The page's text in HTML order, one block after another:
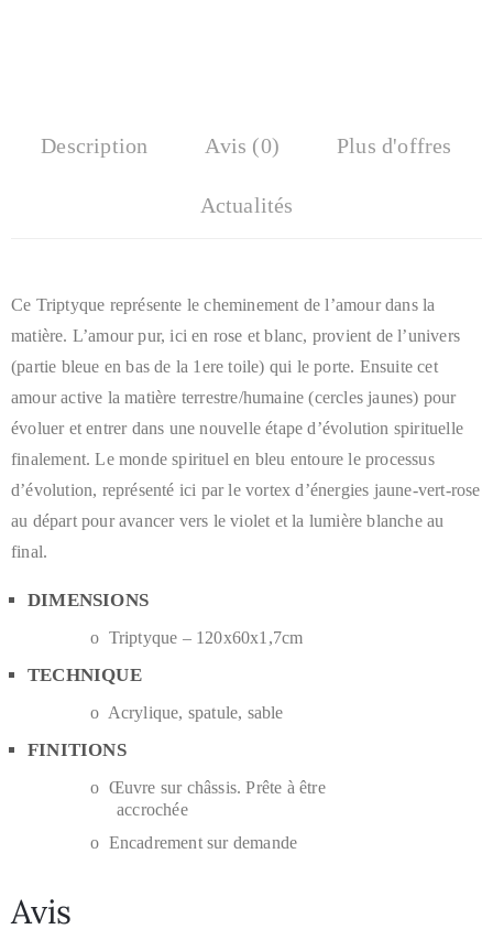
Description Avis (0) Plus d'offres
Actualités
Ce Triptyque représente le cheminement de l’amour dans la
matière. L’amour pur, ici en rose et blanc, provient de l’univers
(partie bleue en bas de la 1ere toile) qui le porte. Ensuite cet
amour active la matière terrestre/humaine (cercles jaunes) pour
évoluer et entrer dans une nouvelle étape d’évolution spirituelle
finalement. Le monde spirituel en bleu entoure le processus
d’évolution, représenté ici par le vortex d’énergies jaune-vert-rose
au départ pour avancer vers le violet et la lumière blanche au
final.
DIMENSIONS
o Triptyque – 120x60x1,7cm
TECHNIQUE
o Acrylique, spatule, sable
FINITIONS
o Œuvre sur châssis. Prête à être
accrochée
o Encadrement sur demande
Avis